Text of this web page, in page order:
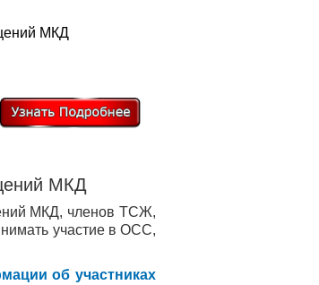
МКД
МКД
МКД, членов ТСЖ,
участие в ОСС,
об участниках